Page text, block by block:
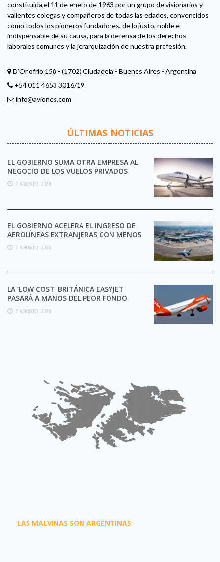
constituida el 11 de enero de 1963 por un grupo de visionarios y
valientes colegas y compañeros de todas las edades, convencidos
como todos los pioneros fundadores, de lo justo, noble e
indispensable de su causa, para la defensa de los derechos
laborales comunes y la jerarquización de nuestra profesión.
D'Onofrio 158 - (1702) Ciudadela - Buenos Aires - Argentina
+54 011 4653 3016/19
info@aviones.com
ÚLTIMAS NOTICIAS
EL GOBIERNO SUMA OTRA EMPRESA AL
NEGOCIO DE LOS VUELOS PRIVADOS
7 AGOSTO, 2026
EL GOBIERNO ACELERA EL INGRESO DE
AEROLÍNEAS EXTRANJERAS CON MENOS
TRÁMITES
7 AGOSTO, 2026
LA ‘LOW COST’ BRITÁNICA EASYJET
PASARÁ A MANOS DEL PEOR FONDO
POSIBLE:
7 AGOSTO, 2026
LAS MALVINAS SON ARGENTINAS